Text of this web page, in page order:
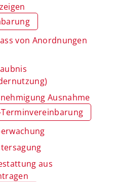
von Anordnungen
Ausnahme
aus